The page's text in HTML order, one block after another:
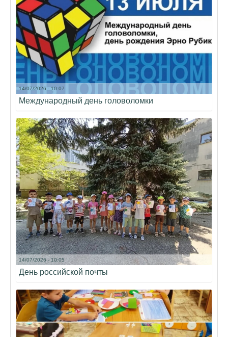
14/07/2026 - 10:07
Международный день головоломки
14/07/2026 - 10:05
День российской почты